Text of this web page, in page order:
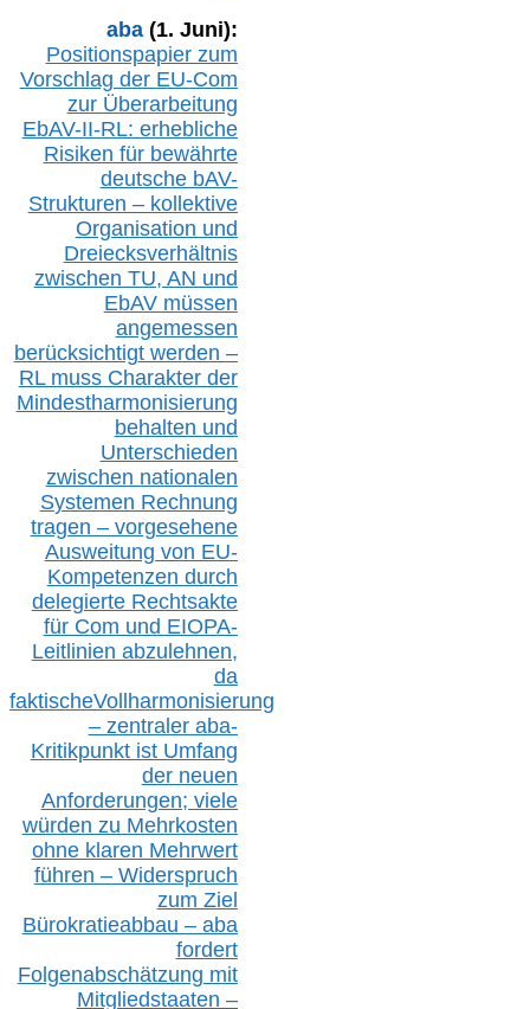
aba(1. Juni):
Positionspapier zum
Vorschlag der EU-Com
zur Überarbeitung
EbAV-II-RL: erhebliche
Risiken für bewährte
deutsche bAV-
Strukturen – kollektive
Organisation und
Dreiecksverhältnis
zwischen TU, AN und
EbAV müssen
angemessen
berücksichtigt werden –
RL mussCharakter der
Mindestharmonisierung
behalten und
Unterschieden
zwischen nationalen
Systemen Rechnung
tragen – vorgesehene
Ausweitung von EU-
Kompetenzen durch
delegierte Rechtsakte
für Com und EIOPA-
Leitlinien abzul ehnen,
da
faktischeVollharmonisierung
– zentraler aba-
Kritikpunkt ist Umfang
der neuen
Anforderungen; viele
würden zu Mehrkosten
ohne klaren Mehrwert
führen – Widerspruch
zum Ziel
Bürokratieabbau – aba
fordert
Folgenabschätzung mit
Mitgliedstaaten –